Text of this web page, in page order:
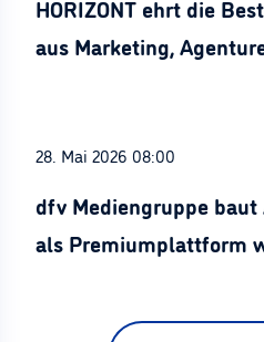
HORIZONT ehrt die
aus Marketing,
28. Mai 2026 08:00
dfv Mediengruppe baut
als Premiumplattform